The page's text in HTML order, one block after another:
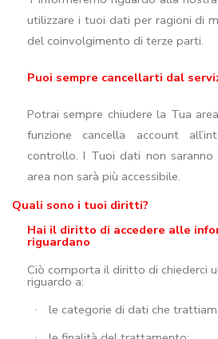
utilizzare i tuoi dati per ragioni di
del coinvolgimento di terze parti.
Puoi sempre cancellarti dal
Potrai sempre chiudere la Tua
funzione cancella account
controllo. I Tuoi dati non
area non sarà più accessibile.
Quali sono i tuoi diritti?
Hai il diritto di accedere alle
riguardano
Ciò comporta il diritto di chiederci
riguardo a:
· le categorie di dati che